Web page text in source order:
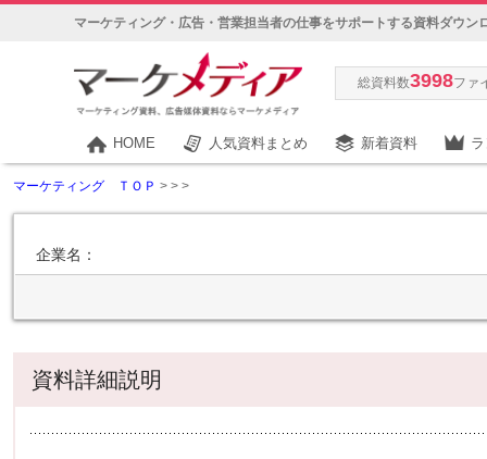
マーケティング・広告・営業担当者の仕事をサポートする資料ダウン
総資料数3998ファ
HOME 人気資料まとめ 新着資料
マーケティング ＴＯＰ > > >
企業名：
資料詳細説明